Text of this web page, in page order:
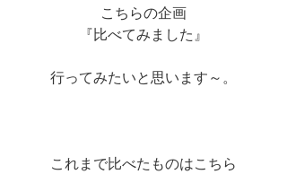
こちらの企画
『比べてみました』
行ってみたいと思います～。
これまで比べたものはこちら